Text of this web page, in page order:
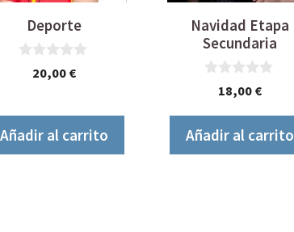
Deporte
20,00 €
Añadir al carrito
Navidad Etapa
Secundaria
18,00 €
Añadir al carrito